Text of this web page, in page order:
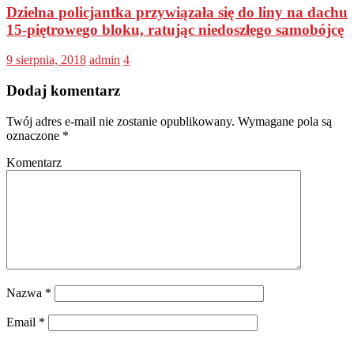
Dzielna policjantka przywiązała się do liny na dachu
15-piętrowego bloku, ratując niedoszłego samobójcę
9 sierpnia, 2018 admin 4
Dodaj komentarz
Twój adres e-mail nie zostanie opublikowany. Wymagane pola są
oznaczone *
Komentarz
Nazwa *
Email *